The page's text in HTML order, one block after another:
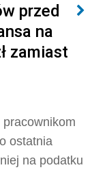
przed
na
zamiast
ostatnia
na podatku